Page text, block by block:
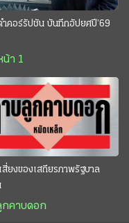
คอร์รัปชัน บันทึกอัปยศปี’69
า 1
สี่ยงของเสถียรภาพรัฐบาล
กคาบดอก